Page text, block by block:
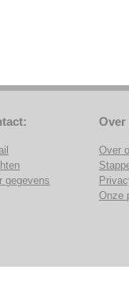
gegevens
Over
Over
Onze